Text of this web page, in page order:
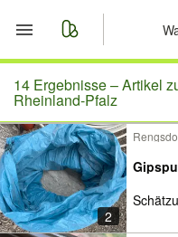
Start
Merkliste
Nachrichten
Anzeige
14 Ergebnisse –Artikel
Rheinland-Pfalz
2